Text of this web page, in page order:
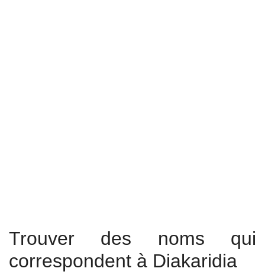
Trouver des noms qui
correspondent à Diakaridia